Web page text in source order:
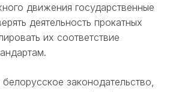
движения государственные
деятельность прокатных
их соответствие
законодательство,